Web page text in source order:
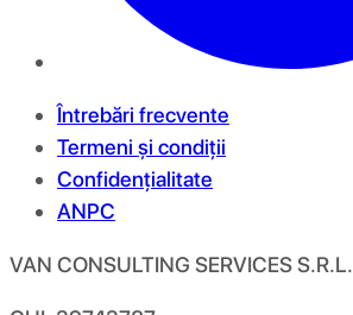
Întrebări frecvente
Termeni și condiții
Confidențialitate
ANPC
VAN CONSULTING SERVICES S.R.L.